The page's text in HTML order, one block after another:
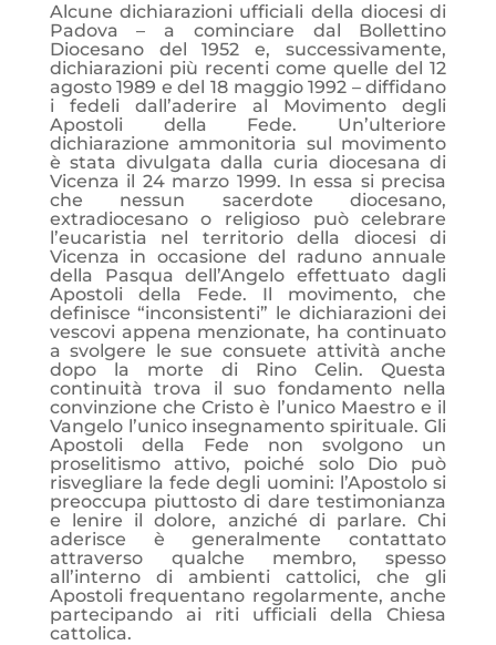
Alcune dichiarazioni ufficiali della diocesi di
Padova – a cominciare dal Bollettino
Diocesano del 1952 e, successivamente,
dichiarazioni più recenti come quelle del 12
agosto 1989 e del 18 maggio 1992 – diffidano
i fedeli dall’aderire al Movimento degli
Apostoli della Fede. Un’ulteriore
dichiarazione ammonitoria sul movimento
è stata divulgata dalla curia diocesana di
Vicenza il 24 marzo 1999. In essa si precisa
che nessun sacerdote diocesano,
extradiocesano o religioso può celebrare
l’eucaristia nel territorio della diocesi di
Vicenza in occasione del raduno annuale
della Pasqua dell’Angelo effettuato dagli
Apostoli della Fede. Il movimento, che
definisce “inconsistenti” le dichiarazioni dei
vescovi appena menzionate, ha continuato
a svolgere le sue consuete attività anche
dopo la morte di Rino Celin. Questa
continuità trova il suo fondamento nella
convinzione che Cristo è l’unico Maestro e il
Vangelo l’unico insegnamento spirituale. Gli
Apostoli della Fede non svolgono un
proselitismo attivo, poiché solo Dio può
risvegliare la fede degli uomini: l’Apostolo si
preoccupa piuttosto di dare testimonianza
e lenire il dolore, anziché di parlare. Chi
aderisce è generalmente contattato
attraverso qualche membro, spesso
all’interno di ambienti cattolici, che gli
Apostoli frequentano regolarmente, anche
partecipando ai riti ufficiali della Chiesa
cattolica.